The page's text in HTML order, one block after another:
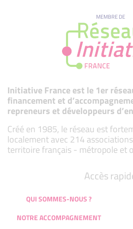
MEMBRE DE
Initiative France est le 1er
financement et
repreneurs et développeurs
Créé en 1985, le réseau est
localement avec 214
territoire français - métropole et
Accès
QUI SOMMES-NOUS ?
NOTRE ACCOMPAGNEMENT